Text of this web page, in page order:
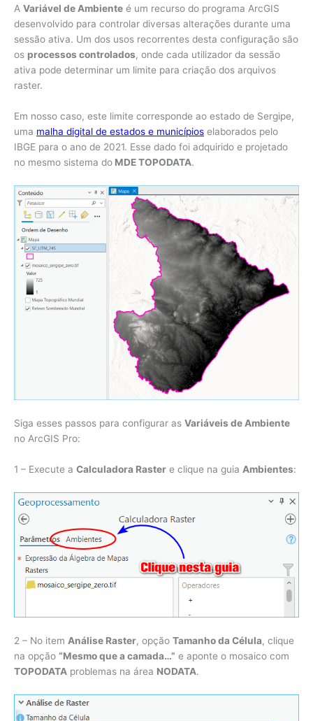
A Variável de Ambiente é um recurso do programa ArcGIS
desenvolvido para controlar diversas alterações durante uma
sessão ativa. Um dos usos recorrentes desta configuração são
os processos controlados, onde cada utilizador da sessão
ativa pode determinar um limite para criação dos arquivos
raster.
Em nosso caso, este limite corresponde ao estado de Sergipe,
uma malha digital de estados e municípios elaborados pelo
IBGE para o ano de 2021. Esse dado foi adquirido e projetado
no mesmo sistema do MDE TOPODATA.
Siga esses passos para configurar as Variáveis de Ambiente
no ArcGIS Pro:
1 – Execute a Calculadora Raster e clique na guia Ambientes:
2 – No item Análise Raster, opção Tamanho da Célula, clique
na opção “Mesmo que a camada…” e aponte o mosaico com
TOPODATA problemas na área NODATA.